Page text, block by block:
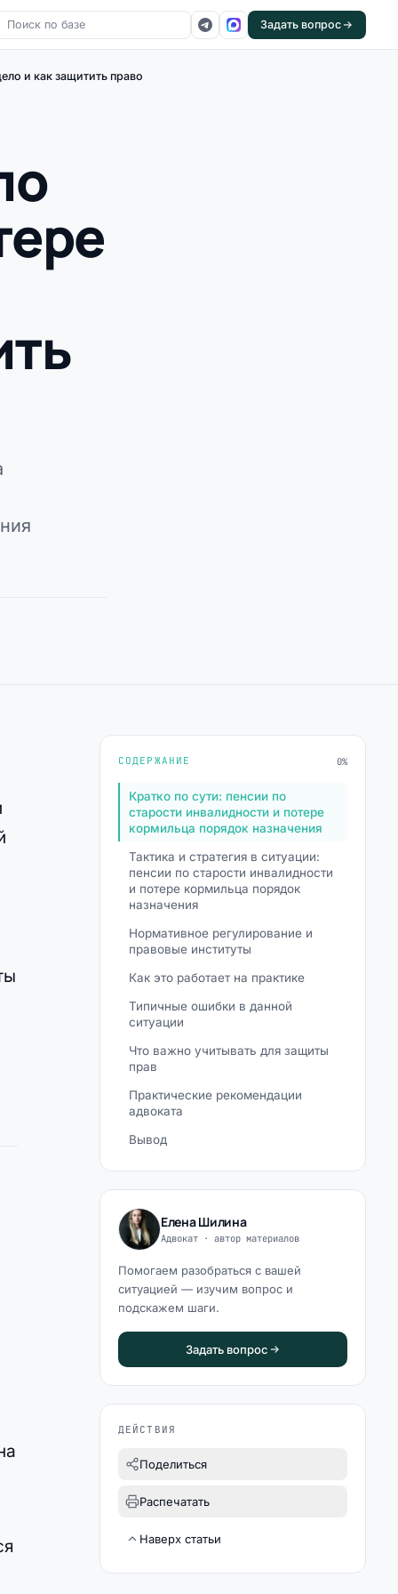
Задать вопрос
и как защитить право
СОДЕРЖАНИЕ 0%
Кратко по сути: пенсии по
старости инвалидности и потере
кормильца порядок назначения
Тактика и стратегия в ситуации:
пенсии по старости инвалидности
и потере кормильца порядок
назначения
Нормативное регулирование и
правовые институты
Как это работает на практике
Типичные ошибки в данной
ситуации
Что важно учитывать для защиты
прав
Практические рекомендации
адвоката
Вывод
Елена Шилина
Адвокат · автор материалов
Помогаем разобраться с вашей
ситуацией — изучим вопрос и
подскажем шаги.
Задать вопрос
ДЕЙСТВИЯ
Поделиться
Распечатать
Наверх статьи